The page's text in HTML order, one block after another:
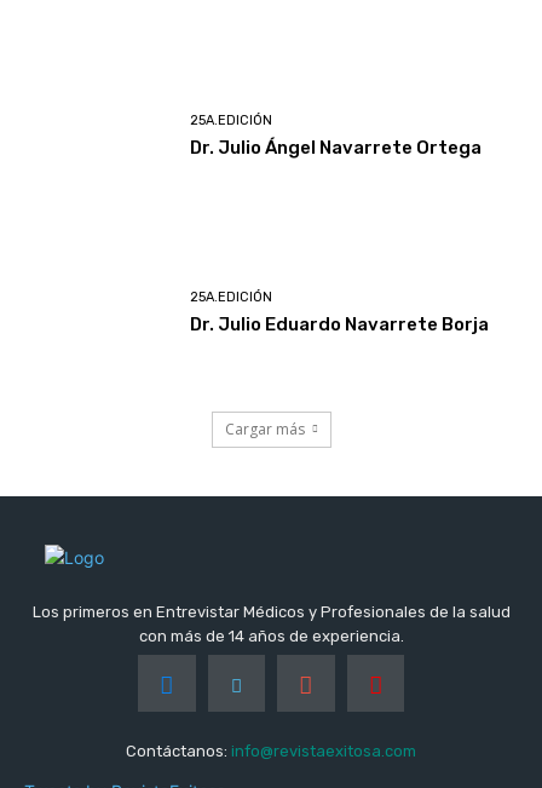
25A.EDICIÓN
Dr. Julio Ángel Navarrete Ortega
25A.EDICIÓN
Dr. Julio Eduardo Navarrete Borja
Cargar más
Los primeros en Entrevistar Médicos y Profesionales de la salud
con más de 14 años de experiencia.
Contáctanos: info@revistaexitosa.com